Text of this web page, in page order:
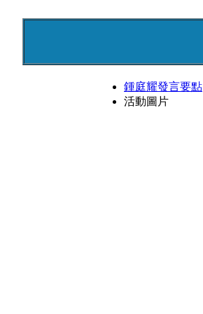
鍾庭耀發言要點
活動圖片